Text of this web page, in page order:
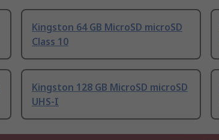
Kingston 64 GB MicroSD microSD
Class 10
Kingston 128 GB MicroSD microSD
UHS-I